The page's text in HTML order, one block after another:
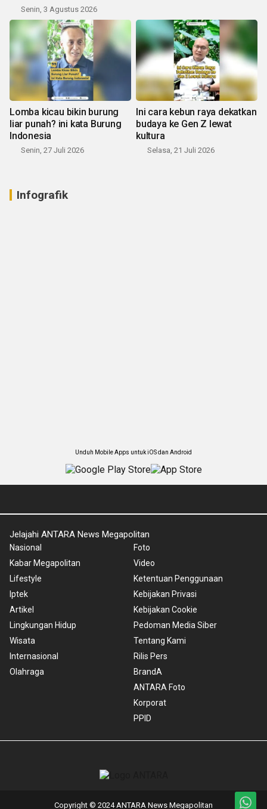
Senin, 3 Agustus 2026
Lomba kicau bikin burung
liar punah? ini kata Burung
Indonesia
Senin, 27 Juli 2026
Ini cara kebun raya dekatkan
budaya ke Gen Z lewat
kultura
Selasa, 21 Juli 2026
Infografik
Unduh Mobile Apps untuk iOS dan Android
Jelajahi ANTARA News Megapolitan
Nasional
Kabar Megapolitan
Lifestyle
Iptek
Artikel
Lingkungan Hidup
Wisata
Internasional
Olahraga
Foto
Video
Ketentuan Penggunaan
Kebijakan Privasi
Kebijakan Cookie
Pedoman Media Siber
Tentang Kami
Rilis Pers
BrandA
ANTARA Foto
Korporat
PPID
Copyright © 2024 ANTARA News Megapolitan